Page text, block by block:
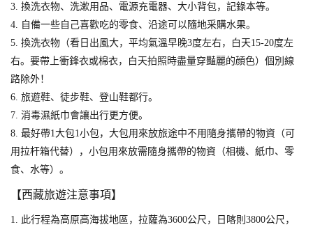
3. 換洗衣物、洗漱用品、電源充電器、大小背包，記錄本等。
4. 自備一些自己喜歡吃的零食、沿途可以隨地采購水果。
5. 換洗衣物（看日出風大，平均氣溫早晚3度左右，白天15-20度左
右。要帶上衝鋒衣或棉衣，白天拍照時盡量穿豔麗的顔色）個別線
路除外！
6. 旅遊鞋、徒步鞋、登山鞋都行。
7. 消毒濕紙巾會讓出行更方便。
8. 最好帶1大包1小包，大包用來放旅途中不用隨身攜帶的物資（可
用拉杆箱代替），小包用來放需隨身攜帶的物資（相機、紙巾、零
食、水等）。
【西藏旅遊注意事項】
1. 此行程為高原高海拔地區，拉薩為3600公尺，日喀則3800公尺，